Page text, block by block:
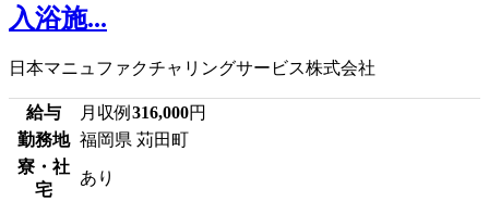
入浴施...
日本マニュファクチャリングサービス株式会社
給与 月収例 316,000円
勤務地 福岡県 苅田町
寮・社
宅
あり